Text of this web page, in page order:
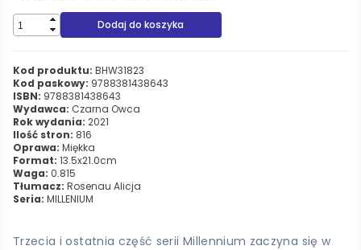
Dodaj do koszyka
Kod produktu: BHW31823
Kod paskowy: 9788381438643
ISBN: 9788381438643
Wydawca: Czarna Owca
Rok wydania: 2021
Ilość stron: 816
Oprawa: Miękka
Format: 13.5x21.0cm
Waga: 0.815
Tłumacz: Rosenau Alicja
Seria: MILLENIUM
Trzecia i ostatnia część serii Millennium zaczyna się w